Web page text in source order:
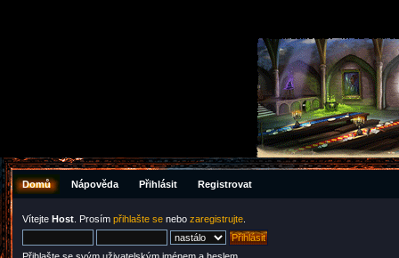
Domů Nápověda Přihlásit Registrovat
Vítejte Host . Prosím přihlašte se nebo zaregistrujte